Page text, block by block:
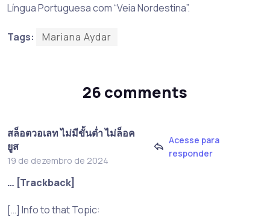
Língua Portuguesa com “Veia Nordestina”.
Tags: Mariana Aydar
26 comments
สล็อตวอเลท ไม่มีขั้นต่ำ ไม่ล็อค
ยูส
19 de dezembro de 2024
Acesse para
responder
… [Trackback]
[…] Info to that Topic: